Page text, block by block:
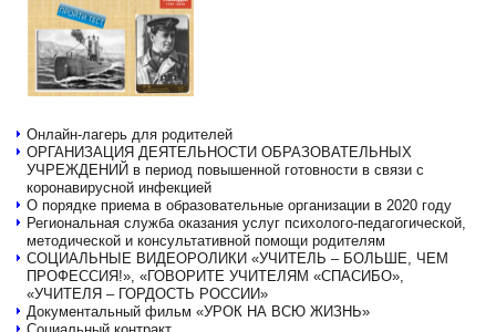
Онлайн-лагерь для родителей
ОРГАНИЗАЦИЯ ДЕЯТЕЛЬНОСТИ ОБРАЗОВАТЕЛЬНЫХ
УЧРЕЖДЕНИЙ в период повышенной готовности в связи с
коронавирусной инфекцией
О порядке приема в образовательные организации в 2020 году
Региональная служба оказания услуг психолого-педагогической,
методической и консультативной помощи родителям
СОЦИАЛЬНЫЕ ВИДЕОРОЛИКИ «УЧИТЕЛЬ – БОЛЬШЕ, ЧЕМ
ПРОФЕССИЯ!», «ГОВОРИТЕ УЧИТЕЛЯМ «СПАСИБО»,
«УЧИТЕЛЯ – ГОРДОСТЬ РОССИИ»
Документальный фильм «УРОК НА ВСЮ ЖИЗНЬ»